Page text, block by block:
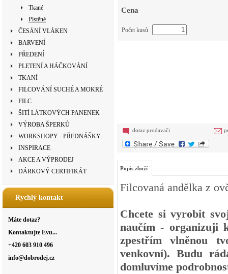
Tkané
Plstěné
ČESÁNÍ VLÁKEN
BARVENÍ
PŘEDENÍ
PLETENÍ A HÁČKOVÁNÍ
TKANÍ
FILCOVÁNÍ SUCHÉ A MOKRÉ
FILC
ŠITÍ LÁTKOVÝCH PANENEK
VÝROBA ŠPERKŮ
WORKSHOPY - PŘEDNÁŠKY
INSPIRACE
AKCE A VÝPRODEJ
DÁRKOVÝ CERTIFIKÁT
Rychlý kontakt
Máte dotaz?
Kontaktujte Evu...
+420 603 910 496
info@dobrodej.cz
Cena
Počet kusů
dotaz prodavači
Popis zboží
Filcovaná andělka z
Chcete si vyrobit
naučím - organizuji
zpestřím vlněnou
venkovní). Budu
domluvíme